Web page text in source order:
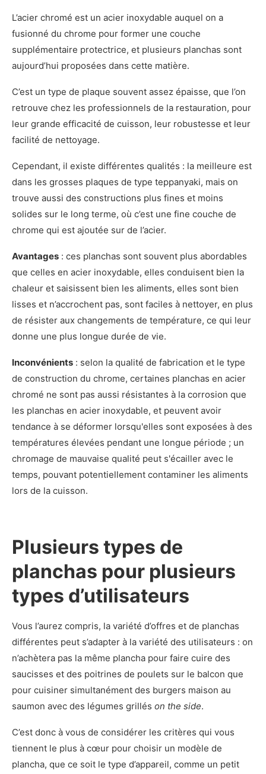
L’acier chromé est un acier inoxydable auquel on a
fusionné du chrome pour former une couche
supplémentaire protectrice, et plusieurs planchas sont
aujourd’hui proposées dans cette matière.
C’est un type de plaque souvent assez épaisse, que l’on
retrouve chez les professionnels de la restauration, pour
leur grande efficacité de cuisson, leur robustesse et leur
facilité de nettoyage.
Cependant, il existe différentes qualités : la meilleure est
dans les grosses plaques de type teppanyaki, mais on
trouve aussi des constructions plus fines et moins
solides sur le long terme, où c’est une fine couche de
chrome qui est ajoutée sur de l’acier.
Avantages : ces planchas sont souvent plus abordables
que celles en acier inoxydable, elles conduisent bien la
chaleur et saisissent bien les aliments, elles sont bien
lisses et n’accrochent pas, sont faciles à nettoyer, en plus
de résister aux changements de température, ce qui leur
donne une plus longue durée de vie.
Inconvénients : selon la qualité de fabrication et le type
de construction du chrome, certaines planchas en acier
chromé ne sont pas aussi résistantes à la corrosion que
les planchas en acier inoxydable, et peuvent avoir
tendance à se déformer lorsqu'elles sont exposées à des
températures élevées pendant une longue période ; un
chromage de mauvaise qualité peut s'écailler avec le
temps, pouvant potentiellement contaminer les aliments
lors de la cuisson.
Plusieurs types de
planchas pour plusieurs
types d’utilisateurs
Vous l’aurez compris, la variété d’offres et de planchas
différentes peut s’adapter à la variété des utilisateurs : on
n’achètera pas la même plancha pour faire cuire des
saucisses et des poitrines de poulets sur le balcon que
pour cuisiner simultanément des burgers maison au
saumon avec des légumes grillés on the side.
C’est donc à vous de considérer les critères qui vous
tiennent le plus à cœur pour choisir un modèle de
plancha, que ce soit le type d’appareil, comme un petit